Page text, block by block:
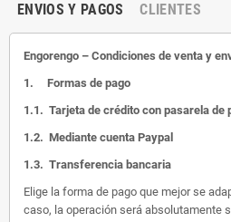
ENVIOS Y PAGOS CLIENTES
Engorengo – Condiciones de venta y
1. Formas de pago
1.1. Tarjeta de crédito con pasarela de
1.2. Mediante cuenta Paypal
1.3. Transferencia bancaria
Elige la forma de pago que mejor se
caso, la operación será absolutamente